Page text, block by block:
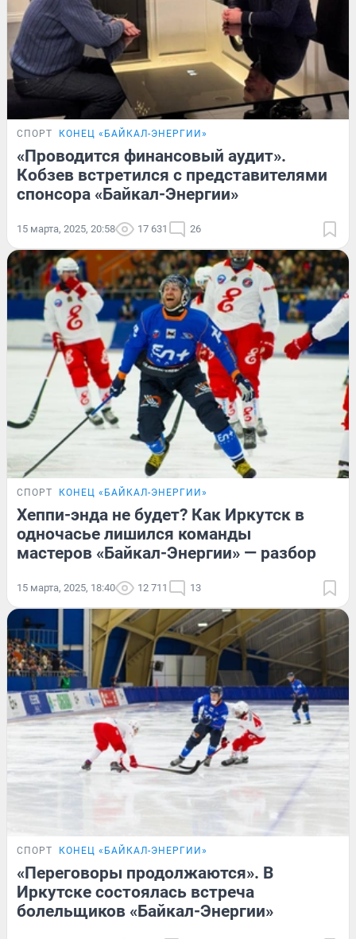
СПОРТ КОНЕЦ «БАЙКАЛ-ЭНЕРГИИ»
«Проводится финансовый аудит».
Кобзев встретился с представителями
спонсора «Байкал-Энергии»
15 марта, 2025, 20:58 17 631 26
СПОРТ КОНЕЦ «БАЙКАЛ-ЭНЕРГИИ»
Хеппи-энда не будет? Как Иркутск в
одночасье лишился команды
мастеров «Байкал-Энергии» — разбор
15 марта, 2025, 18:40 12 711 13
СПОРТ КОНЕЦ «БАЙКАЛ-ЭНЕРГИИ»
«Переговоры продолжаются». В
Иркутске состоялась встреча
болельщиков «Байкал-Энергии»